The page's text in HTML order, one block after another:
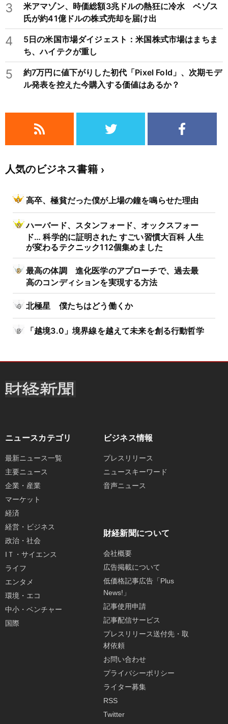
3
米アマゾン、時価総額3兆ドルの熱狂に冷水 ベゾス
氏が約41億ドルの株式売却を届け出
4
5日の米国市場ダイジェスト：米国株式市場はまちま
ち、ハイテクが重し
5
約7万円に値下がりした初代「Pixel Fold」、次期モデ
ル発表を控えた今購入する価値はあるか？
人気のビジネス書籍
高卒、極貧だった僕が上場の鐘を鳴らせた理由
ハーバード、スタンフォード、オックスフォー
ド… 科学的に証明された すごい習慣大百科 人生
が変わるテクニック112個集めました
最高の体調 進化医学のアプローチで、過去最
高のコンディションを実現する方法
北極星 僕たちはどう働くか
「越境3.0」境界線を越えて未来を創る行動哲学
ニュースカテゴリ
最新ニュース一覧
主要ニュース
企業・産業
マーケット
経済
経営・ビジネス
政治・社会
IＴ・サイエンス
ライフ
エンタメ
環境・エコ
中小・ベンチャー
国際
ビジネス情報
プレスリリース
ニュースキーワード
音声ニュース
財経新聞について
会社概要
広告掲載について
低価格記事広告「Plus
News!」
記事使用申請
記事配信サービス
プレスリリース送付先・取
材依頼
お問い合わせ
プライバシーポリシー
ライター募集
RSS
Twitter